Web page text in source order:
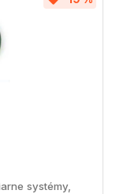
systémy,